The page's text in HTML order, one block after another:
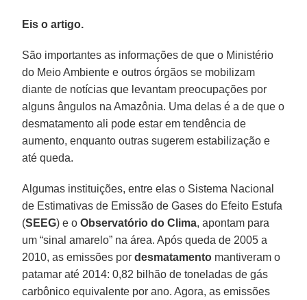
Eis o artigo.
São importantes as informações de que o Ministério
do Meio Ambiente e outros órgãos se mobilizam
diante de notícias que levantam preocupações por
alguns ângulos na Amazônia. Uma delas é a de que o
desmatamento ali pode estar em tendência de
aumento, enquanto outras sugerem estabilização e
até queda.
Algumas instituições, entre elas o Sistema Nacional
de Estimativas de Emissão de Gases do Efeito Estufa
(SEEG) e oObservatório do Clima, apontam para
um “sinal amarelo” na área. Após queda de 2005 a
2010, as emissões pordesmatamento mantiveram o
patamar até 2014: 0,82 bilhão de toneladas de gás
carbônico equivalente por ano. Agora, as emissões